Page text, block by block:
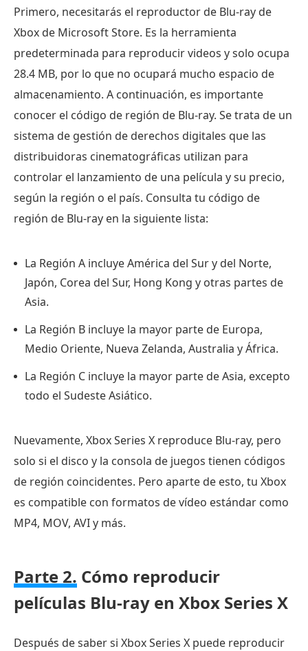
Primero, necesitarás el reproductor de Blu-ray de
Xbox de Microsoft Store. Es la herramienta
predeterminada para reproducir videos y solo ocupa
28.4 MB, por lo que no ocupará mucho espacio de
almacenamiento. A continuación, es importante
conocer el código de región de Blu-ray. Se trata de un
sistema de gestión de derechos digitales que las
distribuidoras cinematográficas utilizan para
controlar el lanzamiento de una película y su precio,
según la región o el país. Consulta tu código de
región de Blu-ray en la siguiente lista:
La Región A incluye América del Sur y del Norte,
Japón, Corea del Sur, Hong Kong y otras partes de
Asia.
La Región B incluye la mayor parte de Europa,
Medio Oriente, Nueva Zelanda, Australia y África.
La Región C incluye la mayor parte de Asia, excepto
todo el Sudeste Asiático.
Nuevamente, Xbox Series X reproduce Blu-ray, pero
solo si el disco y la consola de juegos tienen códigos
de región coincidentes. Pero aparte de esto, tu Xbox
es compatible con formatos de vídeo estándar como
MP4, MOV, AVI y más.
Parte 2. Cómo reproducir
películas Blu-ray en Xbox Series X
Después de saber si Xbox Series X puede reproducir